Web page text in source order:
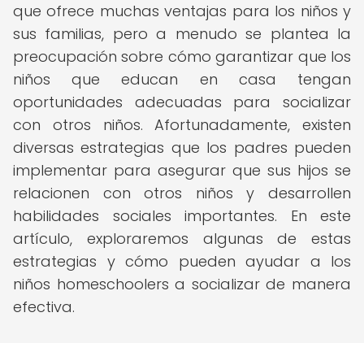
que ofrece muchas ventajas para los niños y
sus familias, pero a menudo se plantea la
preocupación sobre cómo garantizar que los
niños que educan en casa tengan
oportunidades adecuadas para socializar
con otros niños. Afortunadamente, existen
diversas estrategias que los padres pueden
implementar para asegurar que sus hijos se
relacionen con otros niños y desarrollen
habilidades sociales importantes. En este
artículo, exploraremos algunas de estas
estrategias y cómo pueden ayudar a los
niños homeschoolers a socializar de manera
efectiva.